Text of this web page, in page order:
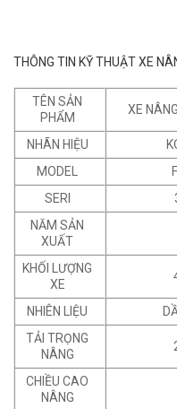
THÔNG TIN KỸ THUẬT XE
TÊN SẢN
PHẨM
XE
NHÃN HIỆU
MODEL
SERI
NĂM SẢN
XUẤT
KHỐI LƯỢNG
XE
NHIÊN LIỆU
TẢI TRỌNG
NÂNG
CHIỀU CAO
NÂNG